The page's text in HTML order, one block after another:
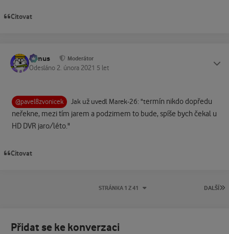
Citovat
tomus Moderátor
Odesláno 2. února 2021 5 let
@pavel8zvonicek Jak už uvedl Marek-26: "termín nikdo dopředu
neřekne, mezi tím jarem a podzimem to bude, spíše bych čekal u
HD DVR jaro/léto."
Citovat
DALŠÍ
STRÁNKA 1 Z 41
Přidat se ke konverzaci